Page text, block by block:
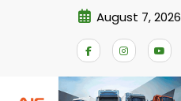
August 7, 2026